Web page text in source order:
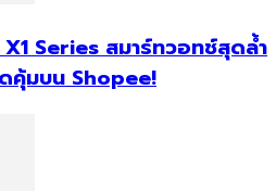
Series สมาร์ทวอทช์สุดล้ำ
คุ้มบน Shopee!